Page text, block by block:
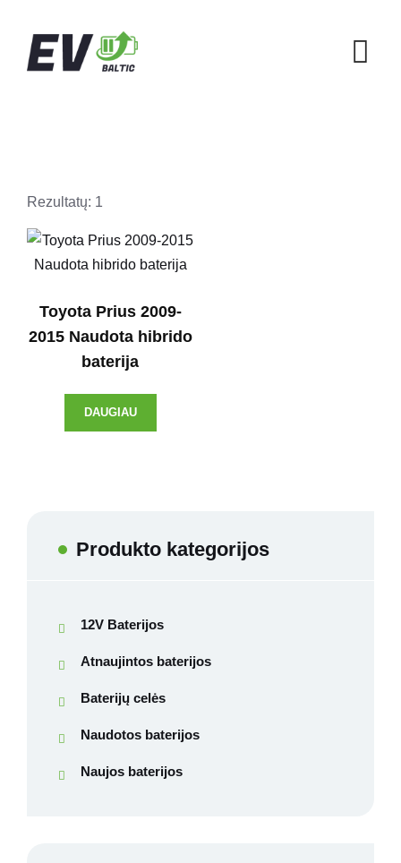
content
Rezultatų: 1
Toyota Prius 2009-
2015 Naudota hibrido
baterija
DAUGIAU
Produkto kategorijos
12V Baterijos
Atnaujintos baterijos
Baterijų celės
Naudotos baterijos
Naujos baterijos